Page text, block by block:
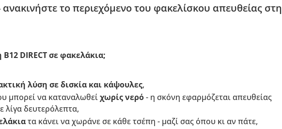
το περιεχόμενο του φακελίσκου απευθείας στη
DIRECT σε φακελάκια;
λύση σε δισκία και κάψουλες,
μπορεί να καταναλωθείχωρίς νερό- η σκόνη εφαρμόζεται απευθείας
λίγα δευτερόλεπτα,
τα κάνει να χωράνε σε κάθε τσέπη - μαζί σας όπου κι αν πάτε,